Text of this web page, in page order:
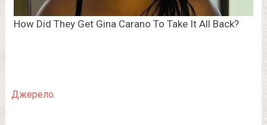
Джерело.